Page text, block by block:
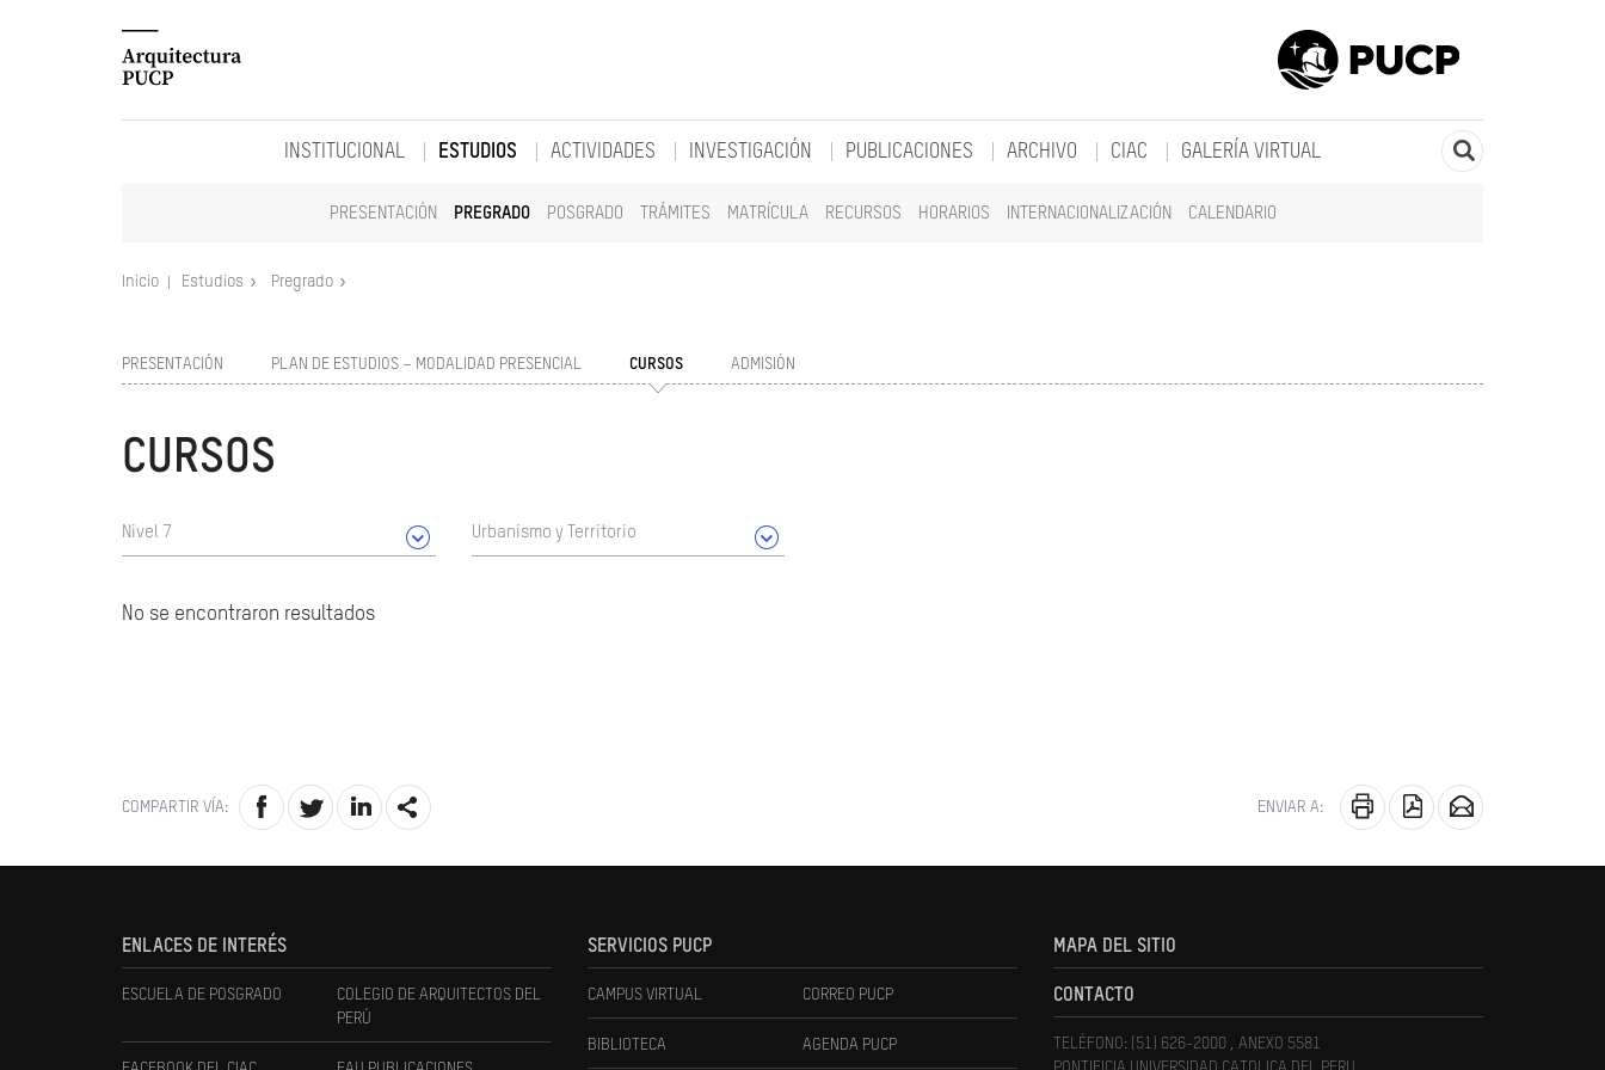
INSTITUCIONAL ESTUDIOS
PRESENTACIÓN PREGRADO POSGRADO TRÁMITES MATRÍCULA RECURSOS HORARIOS INTERNACIONALIZACIÓN CALENDARIO
ACTIVIDADES INVESTIGACIÓN PUBLICACIONES ARCHIVO CIAC GALERÍA VIRTUAL
Inicio Estudios Pregrado
PRESENTACIÓN PLAN DE ESTUDIOS – MODALIDAD PRESENCIAL CURSOS ADMISIÓN
CURSOS
Nivel 7 Urbanismo y Territorio
No se encontraron resultados
COMPARTIR VÍA: ENVIAR A:
ENLACES DE INTERÉS
ESCUELA DE POSGRADO
COLEGIO DE ARQUITECTOS DEL
PERÚ
SERVICIOS PUCP
CAMPUS VIRTUAL CORREO PUCP
BIBLIOTECA AGENDA PUCP
MAPA DEL SITIO
CONTACTO
TELÉFONO: (51) 626-2000 , ANEXO 5581